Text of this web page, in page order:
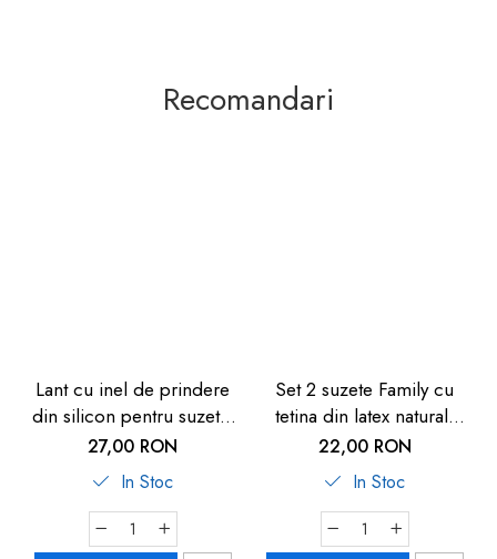
Recomandari
Lant cu inel de prindere
din silicon pentru suzete,
banda textila, 0+ luni, nip
37001
27,00 RON
In Stoc
Set 2 suzete Family cu
tetina din latex natural,
forma anatomica, tetina
ortodontica, cu inel, 0-6
luni, nip 31000
22,00 RON
In Stoc